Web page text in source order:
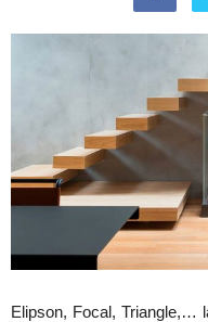
Elipson, Focal, Triangle,…